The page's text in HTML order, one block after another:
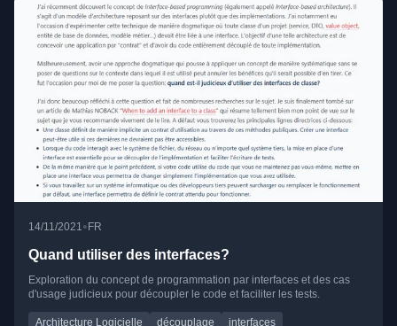
14/11/2021•FR
Quand utiliser des interfaces?
Exploration du concept de programmation par interfaces et des cas
d'usage judicieux pour découpler le code et faciliter les tests.
Architecture Logicielle découplage
interfaces